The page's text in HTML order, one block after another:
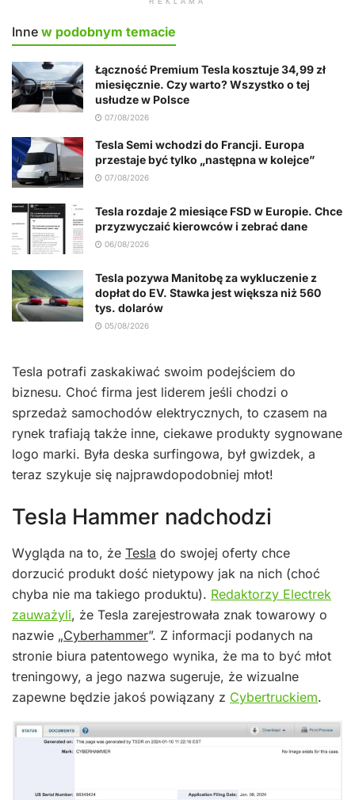
Inne w podobnym temacie
Łączność Premium Tesla kosztuje 34,99 zł
miesięcznie. Czy warto? Wszystko o tej
usłudze w Polsce
07/08/2026
Tesla Semi wchodzi do Francji. Europa
przestaje być tylko „następna w kolejce”
07/08/2026
Tesla rozdaje 2 miesiące FSD w Europie. Chce
przyzwyczaić kierowców i zebrać dane
06/08/2026
Tesla pozywa Manitobę za wykluczenie z
dopłat do EV. Stawka jest większa niż 560
tys. dolarów
05/08/2026
Tesla potrafi zaskakiwać swoim podejściem do
biznesu. Choć firma jest liderem jeśli chodzi o
sprzedaż samochodów elektrycznych, to czasem na
rynek trafiają także inne, ciekawe produkty sygnowane
logo marki. Była deska surfingowa, był gwizdek, a
teraz szykuje się najprawdopodobniej młot!
Tesla Hammer nadchodzi
Wygląda na to, że Tesla do swojej oferty chce
dorzucić produkt dość nietypowy jak na nich (choć
chyba nie ma takiego produktu). Redaktorzy Electrek
zauważyli, że Tesla zarejestrowała znak towarowy o
nazwie „Cyberhammer”. Z informacji podanych na
stronie biura patentowego wynika, że ma to być młot
treningowy, a jego nazwa sugeruje, że wizualne
zapewne będzie jakoś powiązany z Cybertruckiem.